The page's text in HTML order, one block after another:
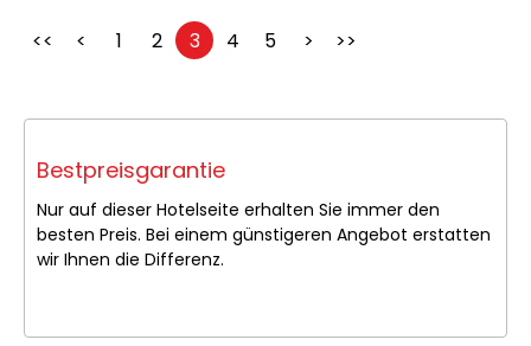
<< < 1 2 3 4 5 > >>
Bestpreisgarantie
Nur auf dieser Hotelseite erhalten Sie immer den
besten Preis. Bei einem günstigeren Angebot erstatten
wir Ihnen die Differenz.